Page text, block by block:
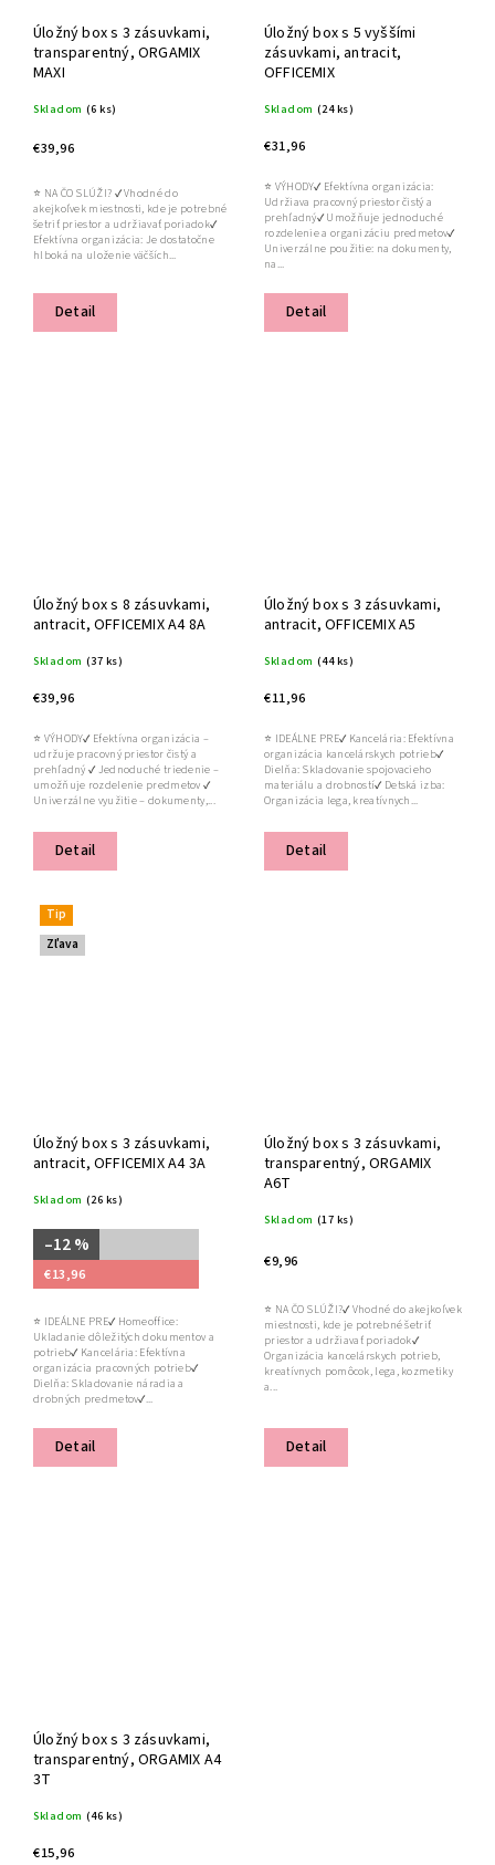
Úložný box s 3 zásuvkami,
transparentný, ORGAMIX
MAXI
Skladom (6 ks)
€39,96
Detail
⭐ NA ČO SLÚŽI? ✔ Vhodné do
akejkoľvek miestnosti, kde je potrebné
šetriť priestor a udržiavať poriadok✔
Efektívna organizácia: Je dostatočne
hlboká na uloženie väčších...
Úložný box s 5 vyššími
zásuvkami, antracit,
OFFICEMIX
Skladom (24 ks)
€31,96
Detail
⭐ VÝHODY✔ Efektívna organizácia:
Udržiava pracovný priestor čistý a
prehľadný✔ Umožňuje jednoduché
rozdelenie a organizáciu predmetov✔
Univerzálne použitie: na dokumenty,
na...
Úložný box s 8 zásuvkami,
antracit, OFFICEMIX A4 8A
Skladom (37 ks)
€39,96
Detail
⭐ VÝHODY✔ Efektívna organizácia –
udržuje pracovný priestor čistý a
prehľadný ✔ Jednoduché triedenie –
umožňuje rozdelenie predmetov ✔
Univerzálne využitie – dokumenty,...
Úložný box s 3 zásuvkami,
antracit, OFFICEMIX A5
Skladom (44 ks)
€11,96
Detail
⭐ IDEÁLNE PRE✔ Kancelária: Efektívna
organizácia kancelárskych potrieb✔
Dielňa: Skladovanie spojovacieho
materiálu a drobností✔ Detská izba:
Organizácia lega, kreatívnych...
Tip
Zľava
Úložný box s 3 zásuvkami,
antracit, OFFICEMIX A4 3A
Skladom (26 ks)
–12 %
€13,96
Detail
⭐ IDEÁLNE PRE✔ Homeoffice:
Ukladanie dôležitých dokumentov a
potrieb✔ Kancelária: Efektívna
organizácia pracovných potrieb✔
Dielňa: Skladovanie náradia a
drobných predmetov✔...
Úložný box s 3 zásuvkami,
transparentný, ORGAMIX
A6T
Skladom (17 ks)
€9,96
Detail
⭐ NA ČO SLÚŽI?✔ Vhodné do akejkoľvek
miestnosti, kde je potrebné šetriť
priestor a udržiavať poriadok✔
Organizácia kancelárskych potrieb,
kreatívnych pomôcok, lega, kozmetiky
a...
Úložný box s 3 zásuvkami,
transparentný, ORGAMIX A4
3T
Skladom (46 ks)
€15,96